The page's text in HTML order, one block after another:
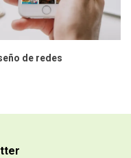
de redes